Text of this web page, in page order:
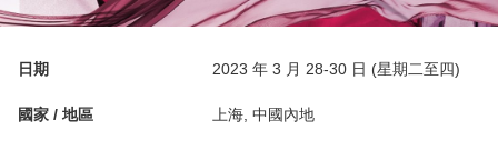
日期 2023 年 3 月 28-30 日 (星期二至四)
國家 / 地區 上海, 中國內地